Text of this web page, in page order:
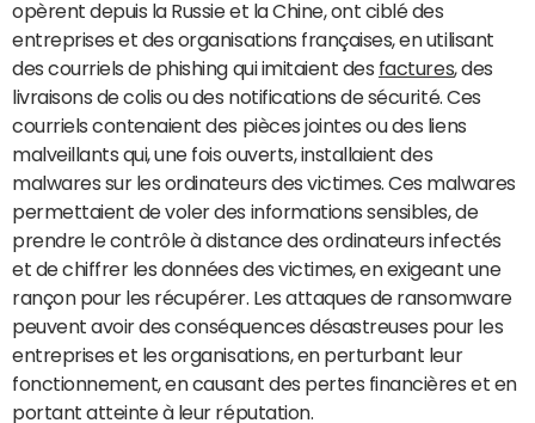
opèrent depuis la Russie et la Chine, ont ciblé des
entreprises et des organisations françaises, en utilisant
des courriels de phishing qui imitaient des factures, des
livraisons de colis ou des notifications de sécurité. Ces
courriels contenaient des pièces jointes ou des liens
malveillants qui, une fois ouverts, installaient des
malwares sur les ordinateurs des victimes. Ces malwares
permettaient de voler des informations sensibles, de
prendre le contrôle à distance des ordinateurs infectés
et de chiffrer les données des victimes, en exigeant une
rançon pour les récupérer. Les attaques de ransomware
peuvent avoir des conséquences désastreuses pour les
entreprises et les organisations, en perturbant leur
fonctionnement, en causant des pertes financières et en
portant atteinte à leur réputation.